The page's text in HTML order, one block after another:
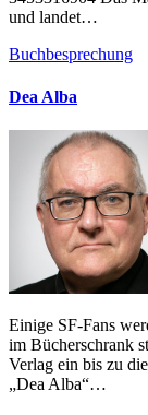
und landet…
Buchbesprechung
Dea Alba
Einige SF-Fans werden sich noch erinnern, oder sogar ein Exemplar
im Bücherschrank
Verlag ein bis zu
„Dea Alba“…